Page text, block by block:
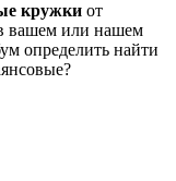
кружки от
вашем или нашем
определить найти